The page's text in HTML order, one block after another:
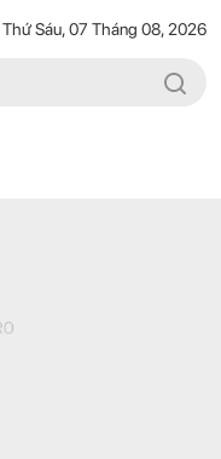
Thứ Sáu, 07 Tháng 08, 2026